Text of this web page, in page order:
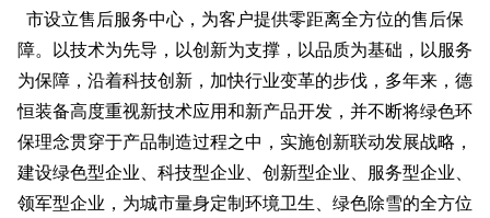
市设立售后服务中心，为客户提供零距离全方位的售后保
障。以技术为先导，以创新为支撑，以品质为基础，以服务
为保障，沿着科技创新，加快行业变革的步伐，多年来，德
恒装备高度重视新技术应用和新产品开发，并不断将绿色环
保理念贯穿于产品制造过程之中，实施创新联动发展战略，
建设绿色型企业、科技型企业、创新型企业、服务型企业、
领军型企业，为城市量身定制环境卫生、绿色除雪的全方位